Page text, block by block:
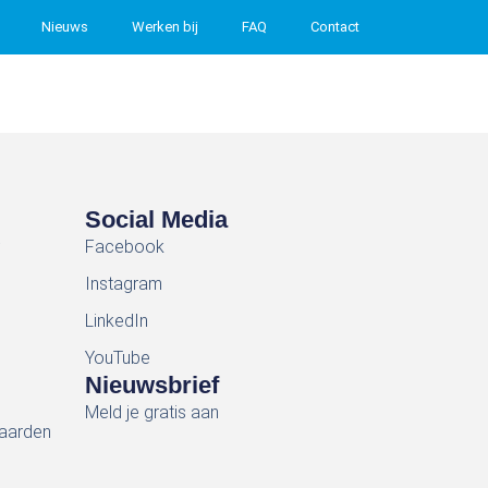
Nieuws Werken bij FAQ Contact
Social Media
Facebook
Instagram
LinkedIn
YouTube
Nieuwsbrief
Meld je gratis aan